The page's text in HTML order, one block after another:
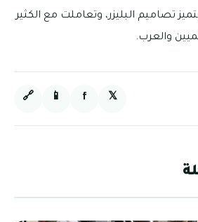
تصاميم البليزر، وتعاملت مع الكثير
والعرب.
𝕏
f
📱
🔗